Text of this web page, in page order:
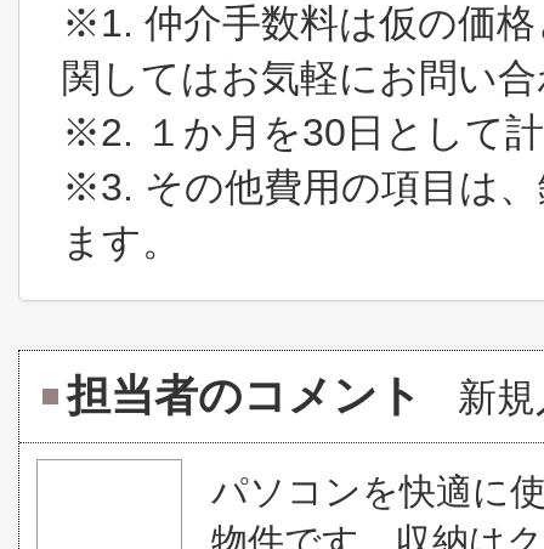
※1. 仲介手数料は仮の価
関してはお気軽にお問い
※2. １か月を30日として
※3. その他費用の項目は
ます。
担当者のコメント 新
パソコンを快適に